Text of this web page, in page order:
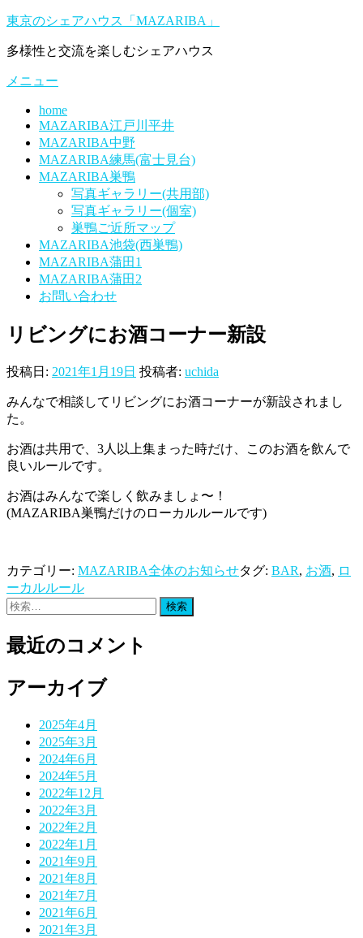
コ
テ
ツ
東京のシェアハウス「MAZARIBA」
多様性と交流を楽しむシェアハウス
メニュー
home
MAZARIBA江戸川平井
MAZARIBA中野
MAZARIBA練馬(富士見台)
MAZARIBA巣鴨
写真ギャラリー(共用部)
写真ギャラリー(個室)
巣鴨ご近所マップ
MAZARIBA池袋(西巣鴨)
MAZARIBA蒲田1
MAZARIBA蒲田2
お問い合わせ
リビングにお酒コーナー新設
投稿日: 2021年1月19日 投稿者: uchida
みんなで相談してリビングにお酒コーナーが新設されまし
た。
お酒は共用で、3人以上集まった時だけ、このお酒を飲んで
良いルールです。
お酒はみんなで楽しく飲みましょ〜！
(MAZARIBA巣鴨だけのローカルルールです)
カテゴリー: MAZARIBA全体のお知らせタグ: BAR, お酒, ロ
ーカルルール
検
最近のコメント
アーカイブ
2025年4月
2025年3月
2024年6月
2024年5月
2022年12月
2022年3月
2022年2月
2022年1月
2021年9月
2021年8月
2021年7月
2021年6月
2021年3月